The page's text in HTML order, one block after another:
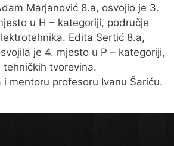
Marjanović 8.a, osvojio je 3.
u H – kategoriji, područje
Edita Sertić 8.a,
je 4. mjesto u P – kategoriji,
tvorevina.
mentoru profesoru Ivanu Šariću.